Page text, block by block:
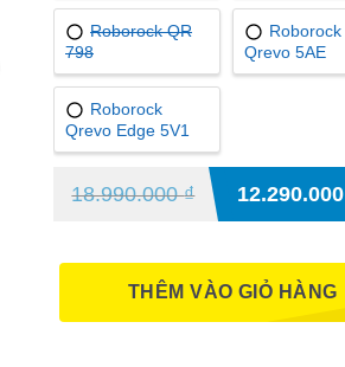
Roborock QR
798
Roborock
Qrevo 5AE
Roborock
Qrevo Edge 5V1
18.990.000₫ 12.290.000
THÊM VÀO GIỎ HÀNG